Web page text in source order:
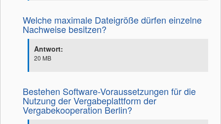
Welche maximale Dateigröße dürfen einzelne
Nachweise besitzen?
Antwort:
20 MB
Bestehen Software-Voraussetzungen für die
Nutzung der Vergabeplattform der
Vergabekooperation Berlin?